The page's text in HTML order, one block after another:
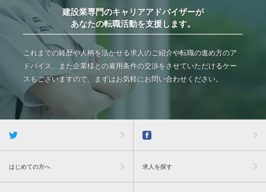
建設業専門のキャリアアドバイザーが
あなたの転職活動を支援します。
これまでの経歴や人柄を活かせる求人のご紹介や転職の進め方のア
ドバイス、また企業様との雇用条件の交渉をさせていただけるケー
スもございますので、まずはお気軽にお問い合わせください。
はじめての方へ 求人を探す